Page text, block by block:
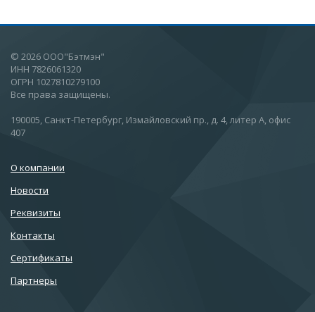
© 2026 ООО"Бэтмэн"
ИНН 7826061320
ОГРН 1027810279100
Все права защищены.
190005, Санкт-Петербург, Измайловский пр., д. 4, литер А, офис
407
О компании
Новости
Реквизиты
Контакты
Сертификаты
Партнеры